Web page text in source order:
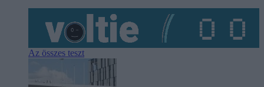
Az összes teszt